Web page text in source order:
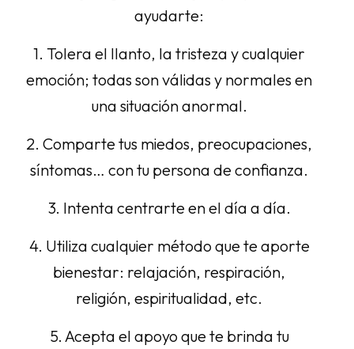
ayudarte:
1. Tolera el llanto, la tristeza y cualquier
emoción; todas son válidas y normales en
una situación anormal.
2. Comparte tus miedos, preocupaciones,
síntomas… con tu persona de confianza.
3. Intenta centrarte en el día a día.
4. Utiliza cualquier método que te aporte
bienestar: relajación, respiración,
religión, espiritualidad, etc.
5. Acepta el apoyo que te brinda tu